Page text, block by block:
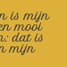
is mijn
mooi
dat is
mijn